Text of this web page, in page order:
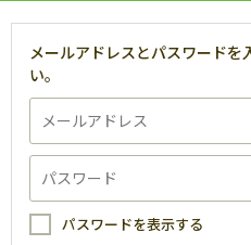
メールアドレスとパスワードを
い。
パスワードを表示する